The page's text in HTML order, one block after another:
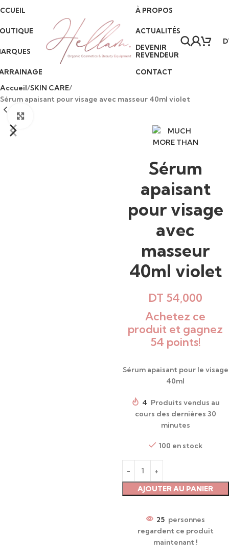
À PROPOS
ACTUALITÉS
DEVENIR
REVENDEUR
CONTACT
Accueil SKIN CARE
Sérum apaisant pour visage avec masseur 40ml violet
Sérum
apaisant
pour visage
avec
masseur
40ml violet
DT 54,000
Achetez ce
produit et gagnez
54 points!
Sérum apaisant pour le visage
40ml
4 Produits vendus au
cours des dernières 30
minutes
100 en stock
AJOUTER AU PANIER
25 personnes
regardent ce produit
maintenant !
57 098 903 • Paiement à la livraison